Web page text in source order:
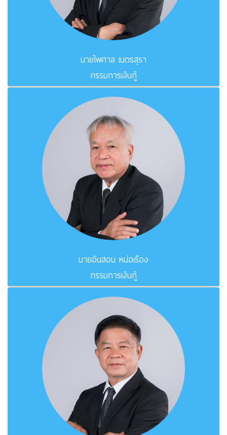
นายไพศาล เนตรสุรา
กรรมการเงินกู้
นายอินสอน หน่อเรือง
กรรมการเงินกู้